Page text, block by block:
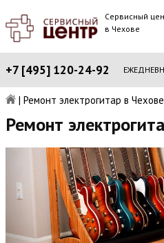
Сервисный
в Чехове
+7 [495] 120-24-92
| Ремонт электрогитар в Чехове
Ремонт